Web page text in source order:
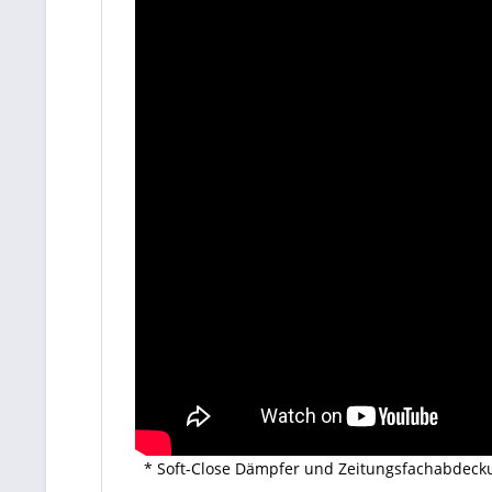
* Soft-Close Dämpfer und